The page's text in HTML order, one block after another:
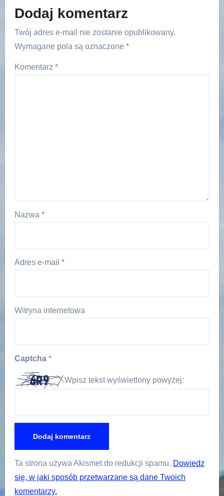
Dodaj komentarz
Twój adres e-mail nie zostanie opublikowany.
Wymagane pola są oznaczone *
Komentarz *
Nazwa *
Adres e-mail *
Witryna internetowa
Captcha *
Wpisz tekst wyświetlony powyżej:
Ta strona używa Akismet do redukcji spamu. Dowiedz
się, w jaki sposób przetwarzane są dane Twoich
komentarzy.